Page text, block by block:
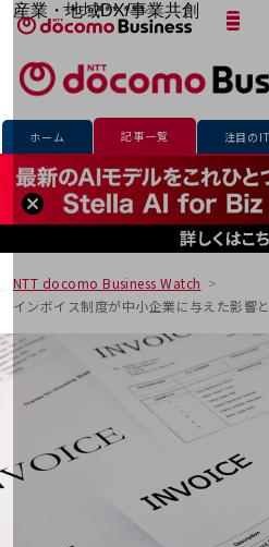
産業・地域DX/事業共創
OPEN HUB for Plural Futures
自律・分散・協調型社会の実現を目指し、
「社会可能性」を探究・実装する事業共創
OPEN HUB for Plural Futuresとは
イベント/ウェビナー
記事コンテンツ
プレイヤー(カタリスト/パートナー
事例
Smart World
産業・地域DXプラットフォーマーとして
企業と地域が持続成長する社会を目指します
Smart City
Smart Education
Smart Healthcare
Smart Industry
Smart Mobility
Smart Worksite
生成AI(Generative AI)
地域の取り組み
地域社会を支える皆さまと地域課題の解決や
地域経済のさらなる活性化に取り組みます
自治体・地域社会との共創
LGPF(Local Government Platform)
サイト内検索
開く
メニュー
開く
フリーワードを入力して探す
フリーワードでNTTドコモビジネスの
ホーム 記事一覧 注目の
NTT docomo Business Watch
インボイス制度が中小企業に与えた影響